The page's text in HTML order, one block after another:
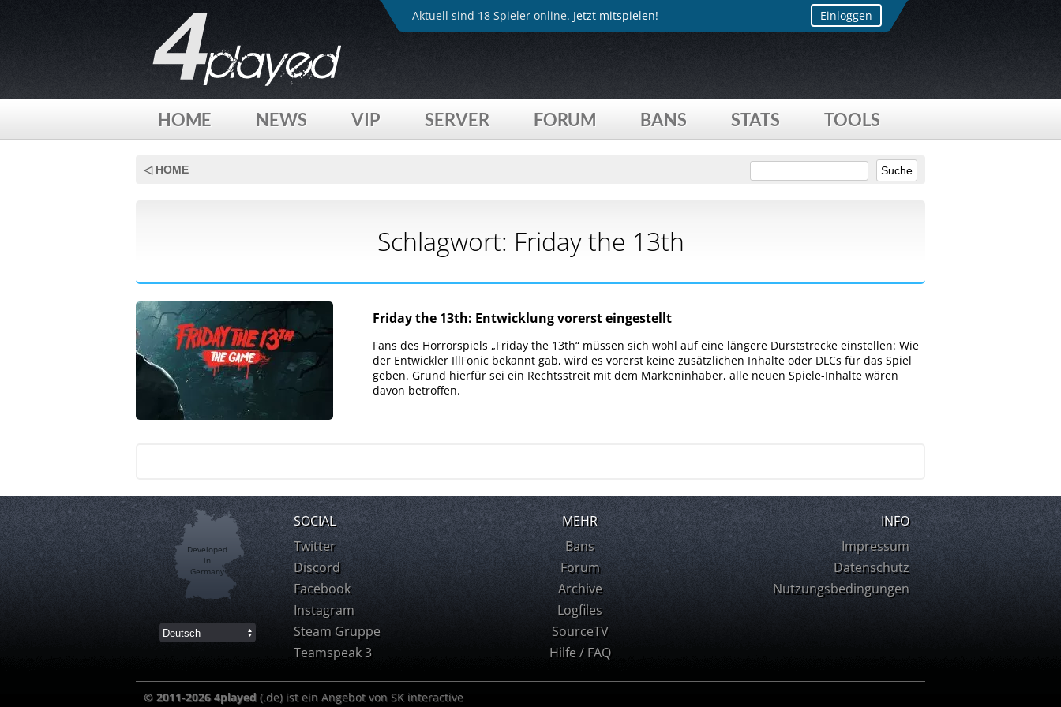
Aktuell sind 18 Spieler online. Jetzt mitspielen! Einloggen
HOME NEWS VIP SERVER FORUM BANS STATS TOOLS
◁ HOME
Schlagwort: Friday the 13th
Friday the 13th: Entwicklung vorerst eingestellt
Fans des Horrorspiels „Friday the 13th“ müssen sich wohl auf eine längere Durststrecke einstellen: Wie
der Entwickler IllFonic bekannt gab, wird es vorerst keine zusätzlichen Inhalte oder DLCs für das Spiel
geben. Grund hierfür sei ein Rechtsstreit mit dem Markeninhaber, alle neuen Spiele-Inhalte wären
davon betroffen.
Developed
in
Germany
SOCIAL
Twitter
Discord
Facebook
Instagram
Steam Gruppe
Teamspeak 3
MEHR
Bans
Forum
Archive
Logfiles
SourceTV
Hilfe / FAQ
INFO
Impressum
Datenschutz
Nutzungsbedingungen
© 2011-2026 4played (.de) ist ein Angebot von SK interactive